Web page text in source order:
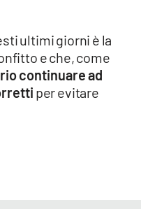
ultimi giorni è la
e che, come
continuare ad
per evitare